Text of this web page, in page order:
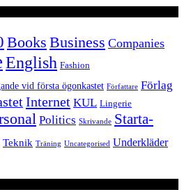
Books Business Companies
English Fashion
vid första ögonkastet Författare Förlag
Internet KUL Lingerie
Politics Skrivande Starta-
Teknik Träning Uncategorised Underkläder